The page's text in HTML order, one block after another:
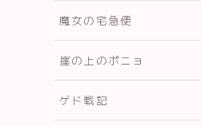
魔女の宅急便
崖の上のポニョ
ゲド戦記